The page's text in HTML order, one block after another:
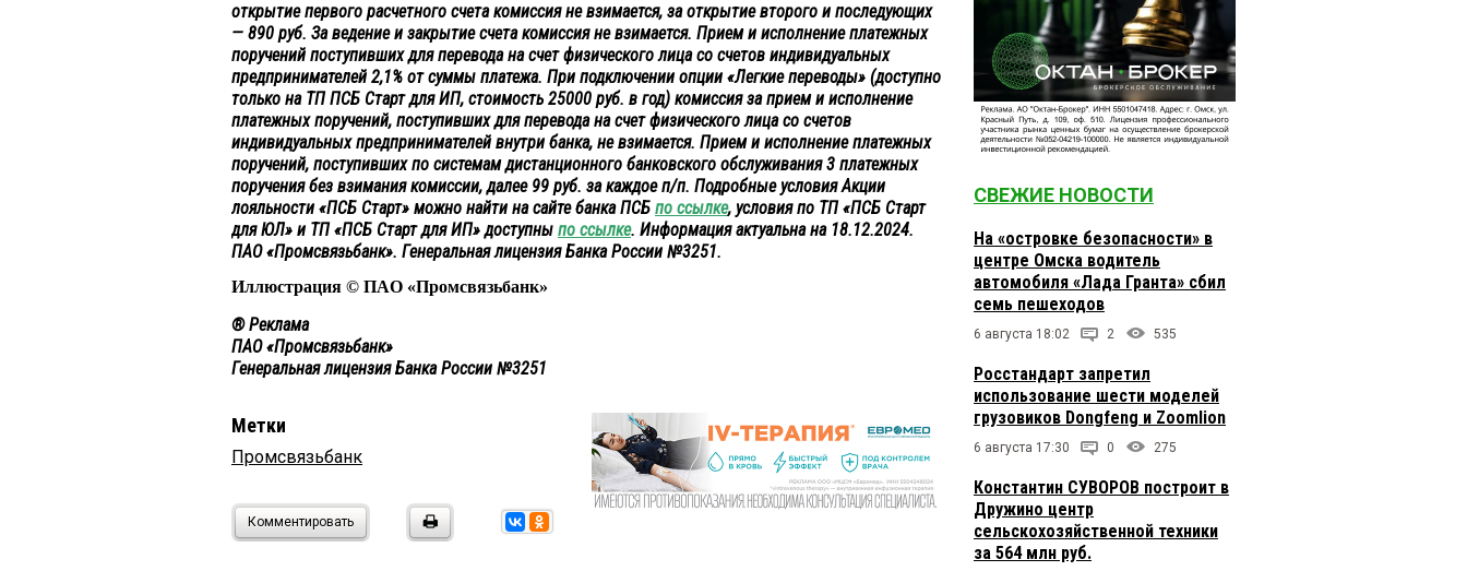
открытие первого расчетного счета комиссия не взимается, за открытие второго и последующих
— 890 руб. За ведение и закрытие счета комиссия не взимается. Прием и исполнение платежных
поручений поступивших для перевода на счет физического лица со счетов индивидуальных
предпринимателей 2,1% от суммы платежа. При подключении опции «Легкие переводы» (доступно
только на ТП ПСБ Старт для ИП, стоимость 25000 руб. в год) комиссия за прием и исполнение
платежных поручений, поступивших для перевода на счет физического лица со счетов
индивидуальных предпринимателей внутри банка, не взимается. Прием и исполнение платежных
поручений, поступивших по системам дистанционного банковского обслуживания 3 платежных
поручения без взимания комиссии, далее 99 руб. за каждое п/п. Подробные условия Акции
лояльности «ПСБ Старт» можно найти на сайте банка ПСБ по ссылке, условия по ТП «ПСБ Старт
для ЮЛ» и ТП «ПСБ Старт для ИП» доступны по ссылке. Информация актуальна на 18.12.2024.
ПАО «Промсвязьбанк». Генеральная лицензия Банка России №3251.
Иллюстрация © ПAO «Промсвязьбанк»
® Реклама
ПАО «Промсвязьбанк»
Генеральная лицензия Банка России №3251
Метки
Промсвязьбанк
Комментировать
СВЕЖИЕ НОВОСТИ
На «островке безопасности» в
центре Омска водитель
автомобиля «Лада Гранта» сбил
семь пешеходов
6 августа 18:02 2 535
Росстандарт запретил
использование шести моделей
грузовиков Dongfeng и Zoomlion
6 августа 17:30 0 275
Константин СУВОРОВ построит в
Дружино центр
сельскохозяйственной техники
за 564 млн руб.